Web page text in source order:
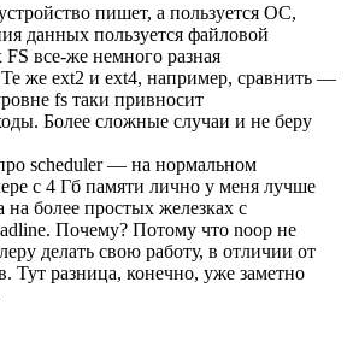
пишет, а пользуется ОС,
данных пользуется файловой
все-же немного разная
Те же ext2 и ext4, например, сравнить —
fs таки привносит
Более сложные случаи и не беру
scheduler — на нормальном
с 4 Гб памяти лично у меня лучше
на более простых железках с
Почему? Потому что noop не
делать свою работу, в отличии от
Тут разница, конечно, уже заметно